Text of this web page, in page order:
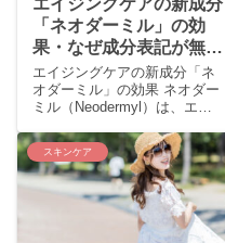
エイジングケアの新成分
「ネオダーミル」の効
果・なぜ成分表記が無
い？
エイジングケアの新成分「ネ
オダーミル」の効果 ネオダー
ミル（Neodermyl）は、エイ
と言われる美容成分です。 化
粧品の原材料として、2013年
の世界最...
スキンケア